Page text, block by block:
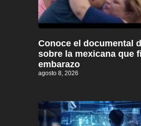
Conoce el documental
sobre la mexicana que
embarazo
agosto 8, 2026